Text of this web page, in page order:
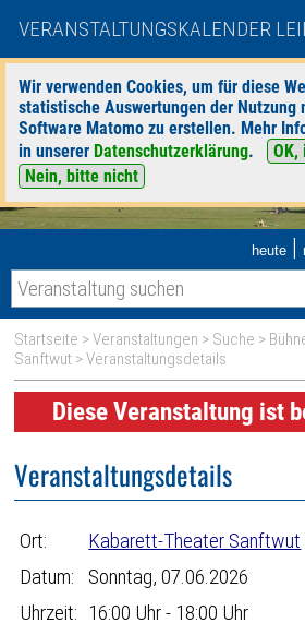
VERANSTALTUNGSKALENDER
Wir verwenden Cookies, um für diese
statistische Auswertungen der
Software Matomo zu erstellen. Mehr
in unserer Datenschutzerklärung.
OK,
Nein, bitte nicht
heute |
Startseite >Veranstaltungen > Suche >
Sanftwut > Veranstaltungsdetails
Diese Veranstaltung ist
Veranstaltungsdetails
Ort:
Kabarett-Theater Sanftwut
Datum:
Sonntag, 07.06.2026
Uhrzeit: 16:00 Uhr - 18:00 Uhr